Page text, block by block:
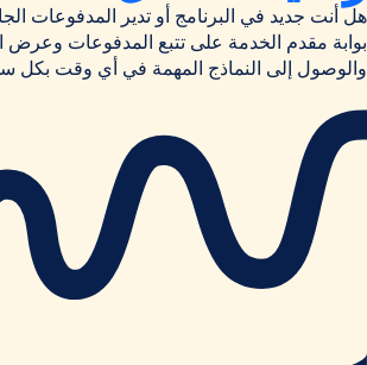
هل أنت جديد في البرنامج أو تدير المدفوعات
بوابة مقدم الخدمة على تتبع المدفوعات وعرض
والوصول إلى النماذج المهمة في أي وقت بكل